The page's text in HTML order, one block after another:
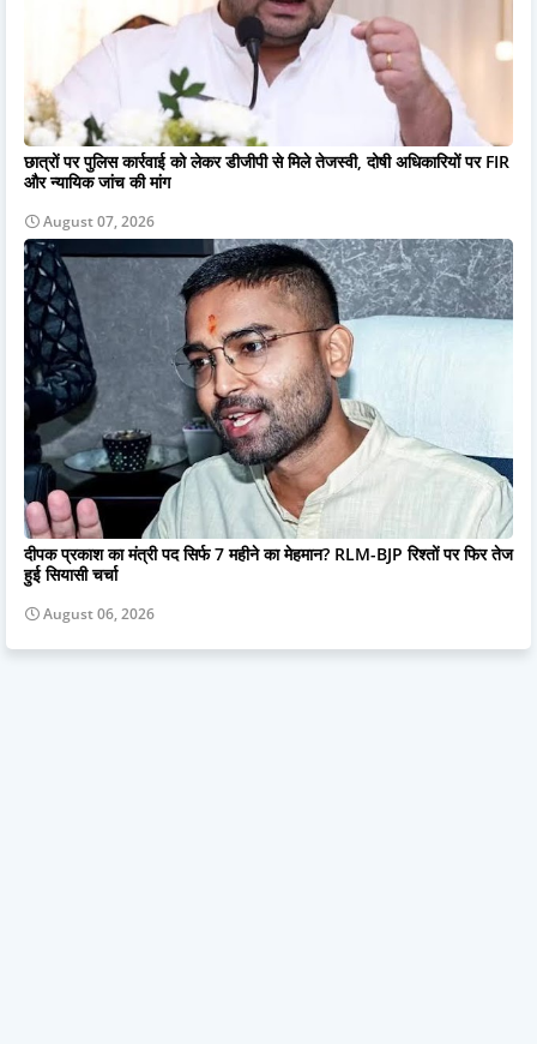
छात्रों पर पुलिस कार्रवाई को लेकर डीजीपी से मिले तेजस्वी, दोषी अधिकारियों पर FIR
और न्यायिक जांच की मांग
August 07, 2026
दीपक प्रकाश का मंत्री पद सिर्फ 7 महीने का मेहमान? RLM-BJP रिश्तों पर फिर तेज
हुई सियासी चर्चा
August 06, 2026